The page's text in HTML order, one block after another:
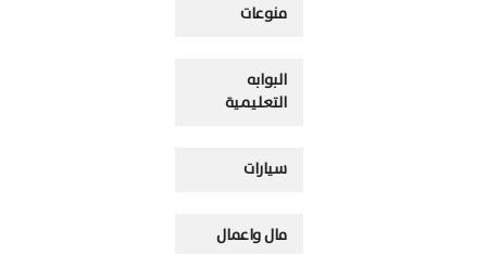
منوعات
البوابه
التعليمية
سيارات
مال واعمال